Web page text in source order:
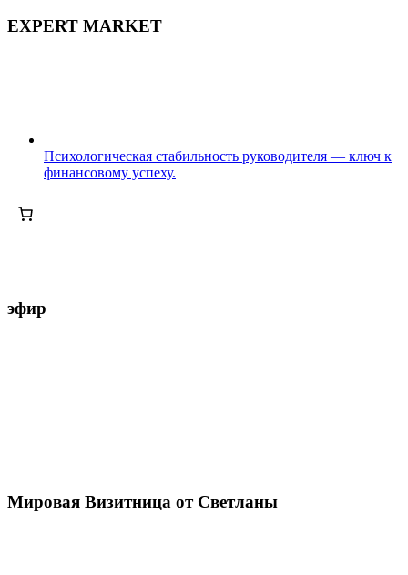
EXPERT MARKET
Психологическая стабильность руководителя — ключ к
финансовому успеху.
эфир
Мировая Визитница от Светланы